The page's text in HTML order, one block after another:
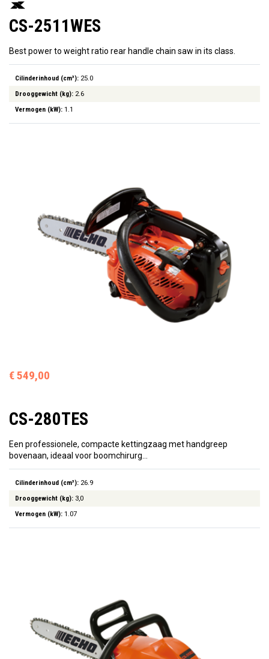
CS-2511WES
Best power to weight ratio rear handle chain saw in its class.
Cilinderinhoud (cm³): 25.0
Drooggewicht (kg): 2.6
Vermogen (kW): 1.1
€ 549,00
CS-280TES
Een professionele, compacte kettingzaag met handgreep
bovenaan, ideaal voor boomchirurg…
Cilinderinhoud (cm³): 26.9
Drooggewicht (kg): 3,0
Vermogen (kW): 1.07